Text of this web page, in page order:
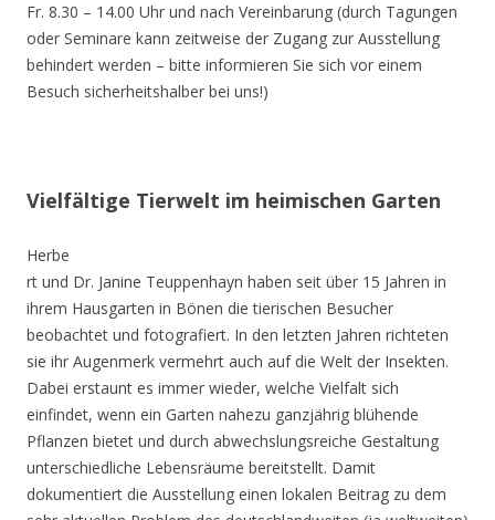
Fr. 8.30 – 14.00 Uhr und nach Vereinbarung (durch Tagungen
oder Seminare kann zeitweise der Zugang zur Ausstellung
behindert werden – bitte informieren Sie sich vor einem
Besuch sicherheitshalber bei uns!)
Vielfältige Tierwelt im heimischen Garten
Herbe
rt und Dr. Janine Teuppenhayn haben seit über 15 Jahren in
ihrem Hausgarten in Bönen die tierischen Besucher
beobachtet und fotografiert. In den letzten Jahren richteten
sie ihr Augenmerk vermehrt auch auf die Welt der Insekten.
Dabei erstaunt es immer wieder, welche Vielfalt sich
einfindet, wenn ein Garten nahezu ganzjährig blühende
Pflanzen bietet und durch abwechslungsreiche Gestaltung
unterschiedliche Lebensräume bereitstellt. Damit
dokumentiert die Ausstellung einen lokalen Beitrag zu dem